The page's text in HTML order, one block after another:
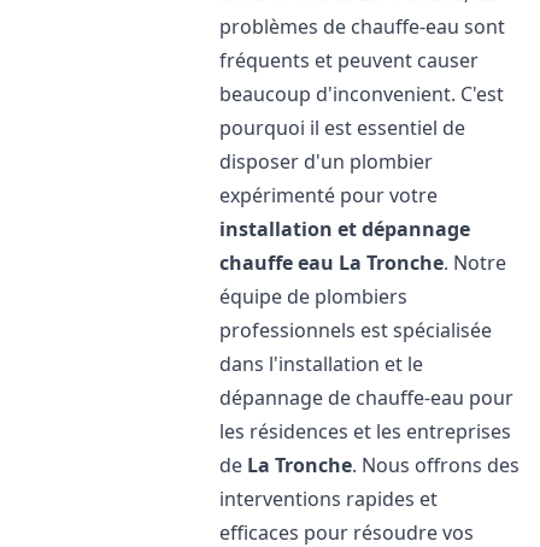
problèmes de chauffe-eau sont
fréquents et peuvent causer
beaucoup d'inconvenient. C'est
pourquoi il est essentiel de
disposer d'un plombier
expérimenté pour votre
installation et dépannage
chauffe eau La Tronche. Notre
équipe de plombiers
professionnels est spécialisée
dans l'installation et le
dépannage de chauffe-eau pour
les résidences et les entreprises
de La Tronche. Nous offrons des
interventions rapides et
efficaces pour résoudre vos